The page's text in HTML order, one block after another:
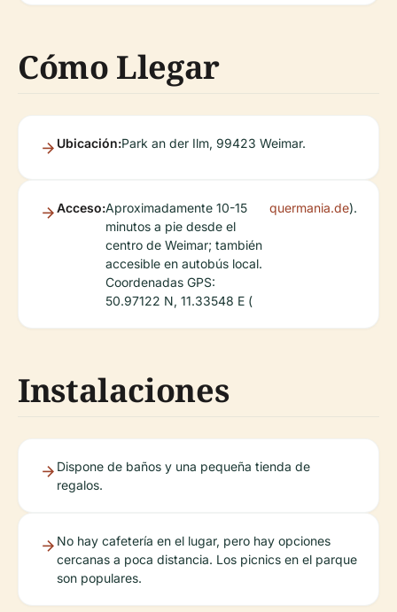
Cómo Llegar
Ubicación:Park an der Ilm, 99423 Weimar.
Acceso:Aproximadamente 10-15
minutos a pie desde el
centro de Weimar; también
accesible en autobús local.
Coordenadas GPS:
50.97122 N, 11.33548 E (
quermania.de).
Instalaciones
Dispone de baños y una pequeña tienda de
regalos.
No hay cafetería en el lugar, pero hay opciones
cercanas a poca distancia. Los picnics en el parque
son populares.